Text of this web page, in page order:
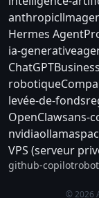
anthropicllm
Hermes Agent
ia-generative
ChatGPTBusiness
robotique
levée-de-fonds
OpenClawsans-
nvidiaollama
VPS (serveur
github-copilot
© 2026